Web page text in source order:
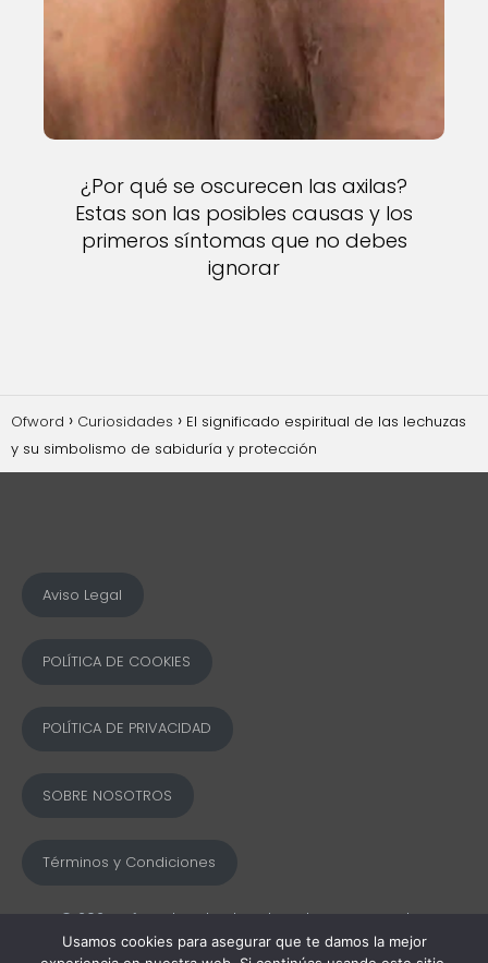
¿Por qué se oscurecen las axilas?
Estas son las posibles causas y los
primeros síntomas que no debes
ignorar
Ofword Curiosidades
El significado espiritual de las lechuzas
y su simbolismo de sabiduría y protección
Aviso Legal
POLÍTICA DE COOKIES
POLÍTICA DE PRIVACIDAD
SOBRE NOSOTROS
Términos y Condiciones
© 2025 Ofword Todos los derechos reservados
Usamos cookies para asegurar que te damos la mejor